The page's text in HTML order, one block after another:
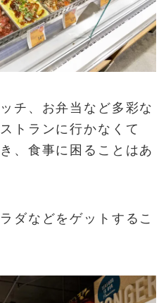
チ、お弁当など多彩な
トランに行かなくて
、食事に困ることはあ
ダなどをゲットするこ